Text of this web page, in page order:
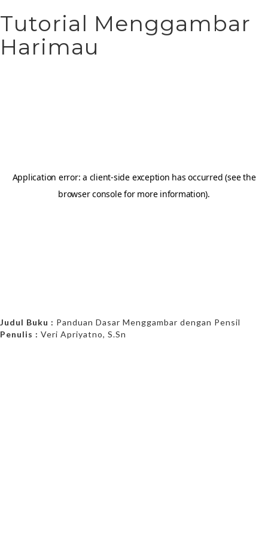
Tutorial Menggambar
Harimau
Judul Buku : Panduan Dasar Menggambar dengan Pensil
Penulis : Veri Apriyatno, S.Sn